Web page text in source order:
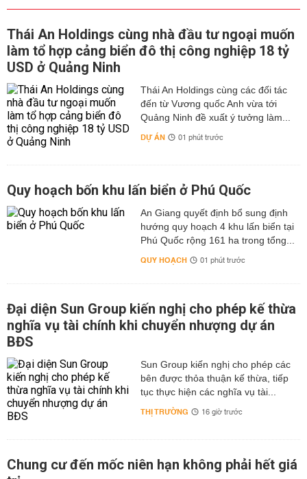
Thái An Holdings cùng nhà đầu tư ngoại muốn
làm tổ hợp cảng biển đô thị công nghiệp 18 tỷ
USD ở Quảng Ninh
Thái An Holdings cùng các đối tác
đến từ Vương quốc Anh vừa tới
Quảng Ninh đề xuất ý tưởng làm...
DỰ ÁN 01 phút trước
Quy hoạch bốn khu lấn biển ở Phú Quốc
An Giang quyết định bổ sung định
hướng quy hoạch 4 khu lấn biển tại
Phú Quốc rộng 161 ha trong tổng...
QUY HOẠCH 01 phút trước
Đại diện Sun Group kiến nghị cho phép kế thừa
nghĩa vụ tài chính khi chuyển nhượng dự án
BĐS
Sun Group kiến nghị cho phép các
bên được thỏa thuận kế thừa, tiếp
tục thực hiện các nghĩa vụ tài...
THỊ TRƯỜNG 16 giờ trước
Chung cư đến mốc niên hạn không phải hết giá